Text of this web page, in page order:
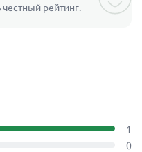
рейтинг.
1
0